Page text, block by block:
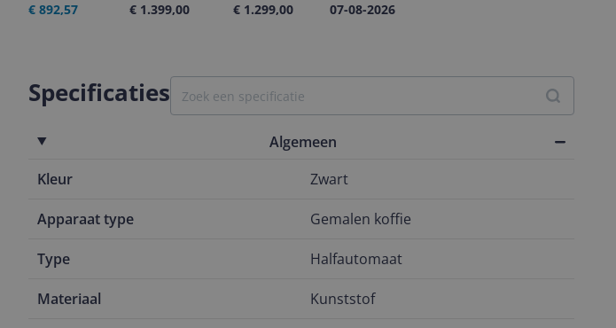
€ 892,57
€ 1.399,00
€ 1.299,00
07-08-2026
Specificaties
Algemeen
Kleur
Zwart
Apparaat type Gemalen koffie
Type Halfautomaat
Materiaal Kunststof